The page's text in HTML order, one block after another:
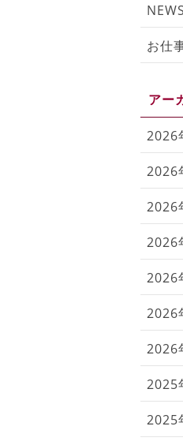
NEWS
お仕
アー
2026
2026
2026
2026
2026
2026
2026
2025
2025